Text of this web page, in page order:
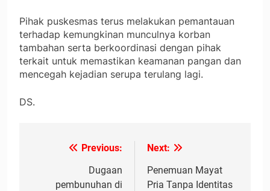
Pihak puskesmas terus melakukan pemantauan
terhadap kemungkinan munculnya korban
tambahan serta berkoordinasi dengan pihak
terkait untuk memastikan keamanan pangan dan
mencegah kejadian serupa terulang lagi.
DS.
NavigasiPrevious:
Dugaan
pembunuhan di
Next:
Penemuan Mayat
Pria Tanpa Identitas